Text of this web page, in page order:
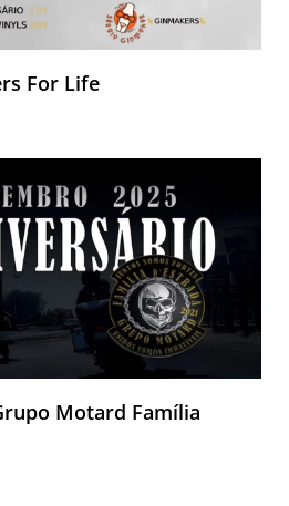
For Life
Motard Família